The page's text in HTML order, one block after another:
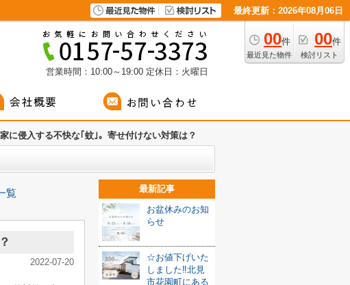
最終更新：2026年08月06日
00件
最近見た物件
00件
検討リスト
営業時間：10:00～19:00 定休日：火曜日
家に侵入する不快な｢蚊｣。寄せ付けない対策は？
覧
2022-07-20
最新記事
お盆休みのお知
らせ
☆お値下げいた
しました‼北見
市花園町にある